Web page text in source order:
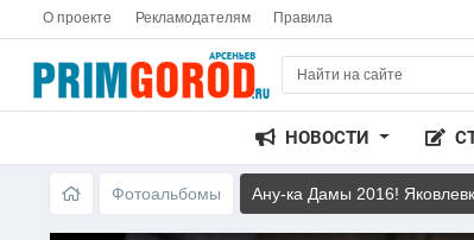
О проекте Рекламодателям Правила
НОВОСТИ
Фотоальбомы Ану-ка Дамы 2016!